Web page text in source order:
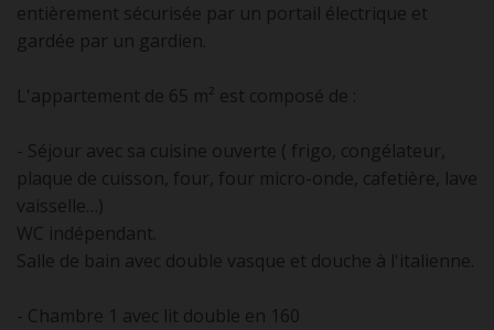
entièrement sécurisée par un portail électrique et
gardée par un gardien.
L'appartement de 65 m² est composé de :
- Séjour avec sa cuisine ouverte ( frigo, congélateur,
plaque de cuisson, four, four micro-onde, cafetière, lave
vaisselle…)
WC indépendant.
Salle de bain avec double vasque et douche à l'italienne.
- Chambre 1 avec lit double en 160